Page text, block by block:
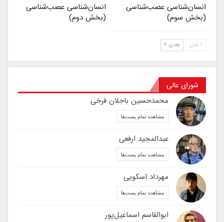
انسان‌شناسی عصب‌شناسی
(بخش سوم)
انسان‌شناسی عصب‌شناسی
(بخش دوم)
قبلی بعدی
شورای عالی
محمدحسین باجلان فرخی
مشاهده تمام پست‌ها
عبدالمجید ارفعی
مشاهده تمام پست‌ها
مهرداد اسکویی
مشاهده تمام پست‌ها
ابوالقاسم اسماعیل‌پور